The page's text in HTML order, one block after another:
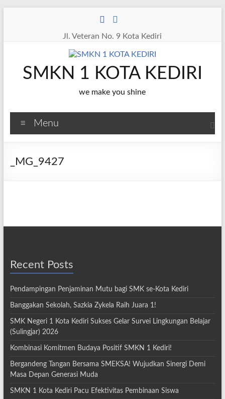
Jl. Veteran No. 9 Kota Kediri
SMKN 1 KOTA KEDIRI
we make you shine
Menu
_MG_9427
Recent Posts
Pendampingan Penjaminan Mutu bagi SMK se-Kota Kediri
Banggakan Sekolah, Sazkia Zykela Raih Juara 1!
SMK Negeri 1 Kota Kediri Sukses Gelar Survei Lingkungan Belajar
(Sulingjar) 2026
Kombinasi Komitmen Budaya Positif SMKN 1 Kediri!
Bergandeng Tangan Bersama SMEKSA! Wujudkan Sinergi Demi
Masa Depan Generasi Muda
SMKN 1 Kota Kediri Pacu Efektivitas Pembinaan Siswa